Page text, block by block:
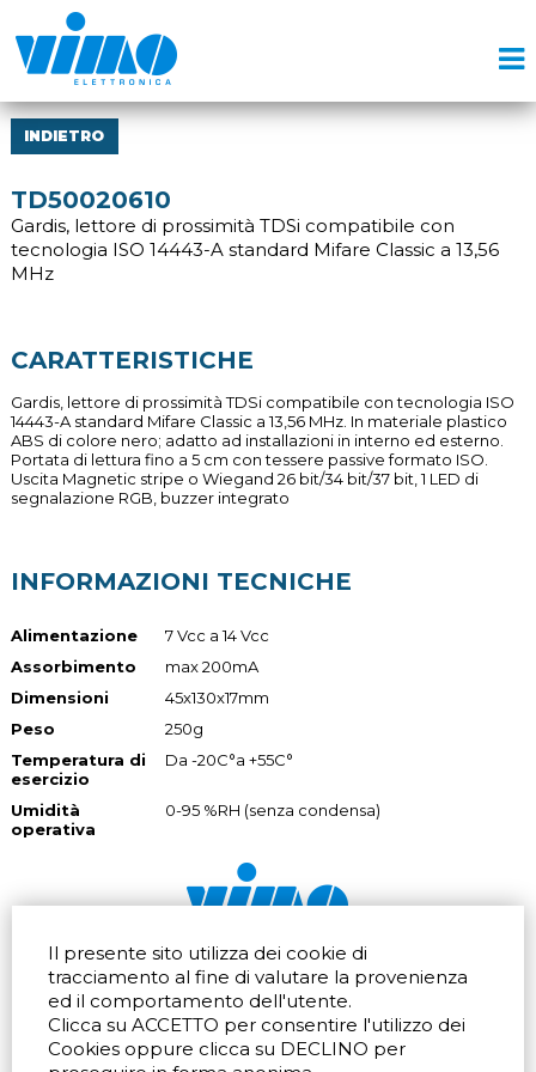
Il presente sito utilizza dei cookie di
tracciamento al fine di valutare la provenienza
ed il comportamento dell'utente.
Clicca su ACCETTO per consentire l'utilizzo dei
Cookies oppure clicca su DECLINO per
INDIETRO
TD50020610
Gardis, lettore di prossimità TDSi compatibile con
tecnologia ISO 14443-A standard Mifare Classic a 13,56
MHz
CARATTERISTICHE
Gardis, lettore di prossimità TDSi compatibile con tecnologia ISO
14443-A standard Mifare Classic a 13,56 MHz. In materiale plastico
ABS di colore nero; adatto ad installazioni in interno ed esterno.
Portata di lettura fino a 5 cm con tessere passive formato ISO.
Uscita Magnetic stripe o Wiegand 26 bit/34 bit/37 bit, 1 LED di
segnalazione RGB, buzzer integrato
INFORMAZIONI TECNICHE
Alimentazione
7 Vcc a 14 Vcc
Assorbimento
max 200mA
Dimensioni
45x130x17mm
Peso
250g
Temperatura di
esercizio
Da -20C°a +55C°
Umidità
operativa
0-95 %RH (senza condensa)
Via dell'artigianato 32Q
20865 Usmate Velate (MB)
Indicazioni Stradali
Tel. +39 039 672520
Fax +39 039 672568
Email
Via Pontina 583
Roma (RM) 00128
Via San Crispino 64
Padova (PD) 35129